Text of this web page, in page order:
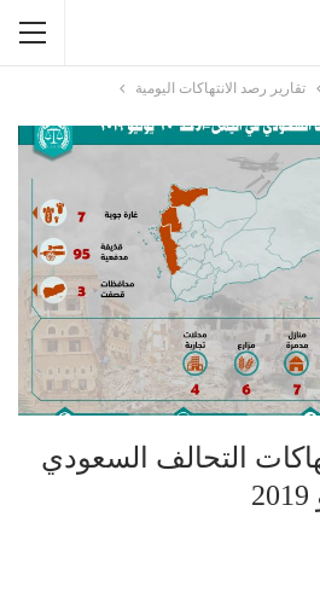
تقارير رصد الانتهاكات اليومية
التحالف السعودي